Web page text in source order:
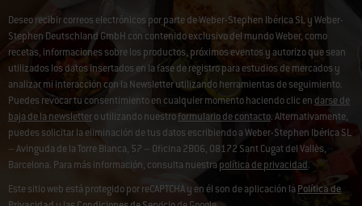
Deseo recibir correos electrónicos por parte de Weber-Stephen Ibérica SL y Weber-
Stephen Deutschland GmbH con contenido exclusivo del mundo Weber, como
recetas, informaciones sobre los productos, próximos eventos y autorizo que sean
utilizados los datos insertados en la fase de registro para estudios de mercados y
analizar mi interacción con la Newsletter utilizando herramientas de seguimiento.
Puedes revocar tu consentimiento en cualquier momento haciendo clic en darse de
baja de la newslettero utilizando nuestroformulario de contacto. Alternativamente,
puedes solicitar la eliminación de tus datos escribiendo a Weber-Stephen Ibérica SL
– Avinguda de la Torre Blanca, 57 – Oficina 2B06, 08172 Sant Cugat del Vallès,
Barcelona. Para más información, consulta nuestra política de privacidad.
Este sitio web está protegido por reCAPTCHA y en él son de aplicación laPolítica de